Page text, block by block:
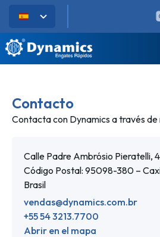
Contacto
Contacta con Dynamics a través de
Calle Padre Ambrósio Pieratelli,
Código Postal: 95098-380 –
Brasil
vendas@dynamics.com.br
+55 54 3213.7700
Abrir en el mapa